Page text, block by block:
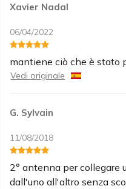
Xavier Nadal
06/04/2022
mantiene ciò che è stato
Vedi originale
G. Sylvain
11/08/2018
2° antenna per collegare
dall'uno all'altro senza